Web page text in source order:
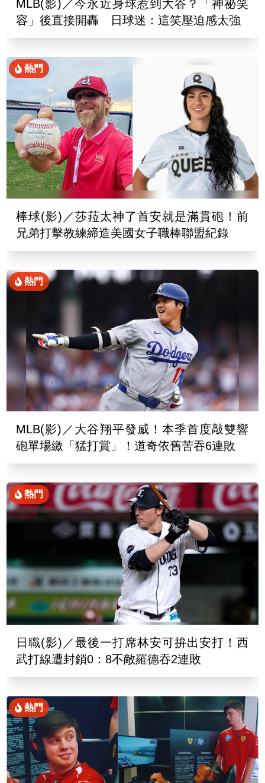
MLB(影)／今永近身球惹到大谷？「神祕笑
容」後直接開轟 日球迷：這笑壓迫感太強
熱門
棒球(影)／莎菈太神了首安就是滿貫砲！前
兄弟打擊教練締造美國女子職棒聯盟紀錄
熱門
MLB(影)／大谷翔平發威！本季首度敲雙響
砲單場繳「猛打賞」！道奇依舊苦吞6連敗
熱門
日職(影)／最後一打席林安可拚出安打！西
武打線遭封鎖0：8不敵羅德吞2連敗
熱門